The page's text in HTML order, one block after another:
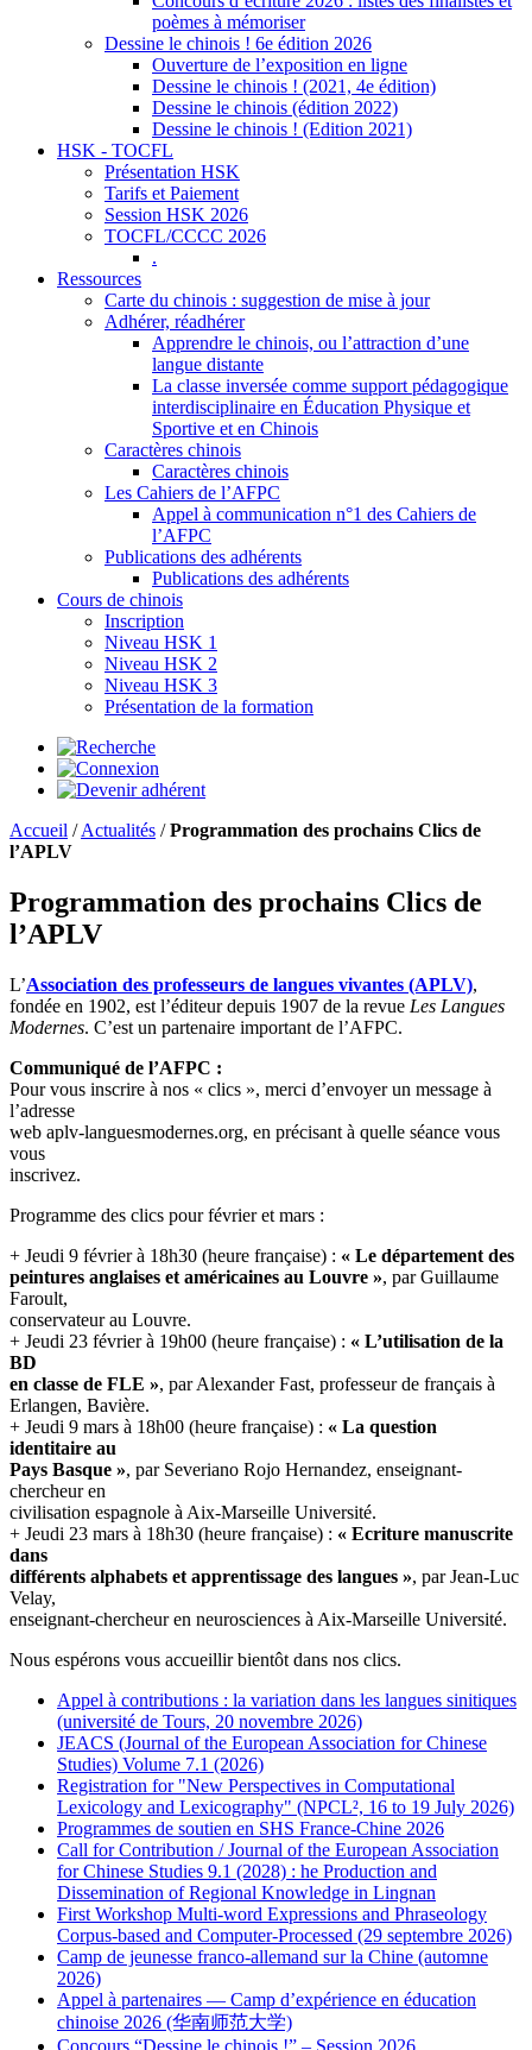
poèmes à mémoriser
Dessine le chinois ! 6e édition 2026
Ouverture de l’exposition en ligne
Dessine le chinois ! (2021, 4e édition)
Dessine le chinois (édition 2022)
Dessine le chinois ! (Edition 2021)
HSK - TOCFL
Présentation HSK
Tarifs et Paiement
Session HSK 2026
TOCFL/CCCC 2026
.
Ressources
Carte du chinois : suggestion de mise à jour
Adhérer, réadhérer
Apprendre le chinois, ou l’attraction d’une
langue distante
La classe inversée comme support pédagogique
interdisciplinaire en Éducation Physique et
Sportive et en Chinois
Caractères chinois
Caractères chinois
Les Cahiers de l’AFPC
Appel à communication n°1 des Cahiers de
l’AFPC
Publications des adhérents
Publications des adhérents
Cours de chinois
Inscription
Niveau HSK 1
Niveau HSK 2
Niveau HSK 3
Présentation de la formation
Accueil /Actualités /Programmation des prochains Clics de
l’APLV
Programmation des prochains Clics de
l’APLV
L’Association des professeurs de langues vivantes (APLV),
fondée en 1902, est l’éditeur depuis 1907 de la revue Les Langues
Modernes. C’est un partenaire important de l’AFPC.
Communiqué de l’AFPC :
Pour vous inscrire à nos « clics », merci d’envoyer un message à
l’adresse
web aplv-languesmodernes.org, en précisant à quelle séance vous
vous
inscrivez.
Programme des clics pour février et mars :
+ Jeudi 9 février à 18h30 (heure française) : « Le département des
peintures anglaises et américaines au Louvre », par Guillaume
Faroult,
conservateur au Louvre.
+ Jeudi 23 février à 19h00 (heure française) : « L’utilisation de la
BD
en classe de FLE », par Alexander Fast, professeur de français à
Erlangen, Bavière.
+ Jeudi 9 mars à 18h00 (heure française) : « La question
identitaire au
Pays Basque », par Severiano Rojo Hernandez, enseignant-
chercheur en
civilisation espagnole à Aix-Marseille Université.
+ Jeudi 23 mars à 18h30 (heure française) : « Ecriture manuscrite
dans
différents alphabets et apprentissage des langues », par Jean-Luc
Velay,
enseignant-chercheur en neurosciences à Aix-Marseille Université.
Nous espérons vous accueillir bientôt dans nos clics.
Appel à contributions : la variation dans les langues sinitiques
(université de Tours, 20 novembre 2026)
JEACS (Journal of the European Association for Chinese
Studies) Volume 7.1 (2026)
Registration for "New Perspectives in Computational
Lexicology and Lexicography" (NPCL², 16 to 19 July 2026)
Programmes de soutien en SHS France-Chine 2026
Call for Contribution / Journal of the European Association
for Chinese Studies 9.1 (2028) : he Production and
Dissemination of Regional Knowledge in Lingnan
First Workshop Multi-word Expressions and Phraseology
Corpus-based and Computer-Processed (29 septembre 2026)
Camp de jeunesse franco-allemand sur la Chine (automne
2026)
Appel à partenaires — Camp d’expérience en éducation
chinoise 2026 (华南师范大学)
Concours “Dessine le chinois !” – Session 2026